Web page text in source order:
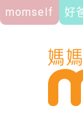
momself 好